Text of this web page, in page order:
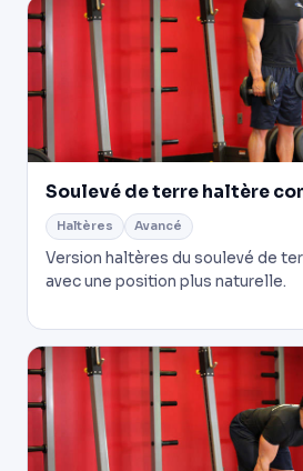
Soulevé de terre haltère
Haltères Avancé
Version haltères du soulevé de
avec une position plus naturelle.